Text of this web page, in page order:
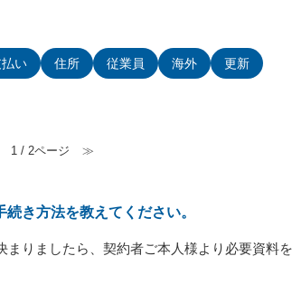
い 住所 従業員 海外 更新
1 / 2ページ ≫
き方法を教えてください。
りましたら、契約者ご本人様より必要資料